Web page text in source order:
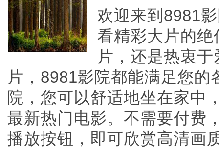
欢迎来到8981
看精彩大片的
片，还是热衷
片，8981影院都能满足您
院，您可以舒适地坐在家中
最新热门电影。不需要付费
播放按钮，即可欣赏高清画